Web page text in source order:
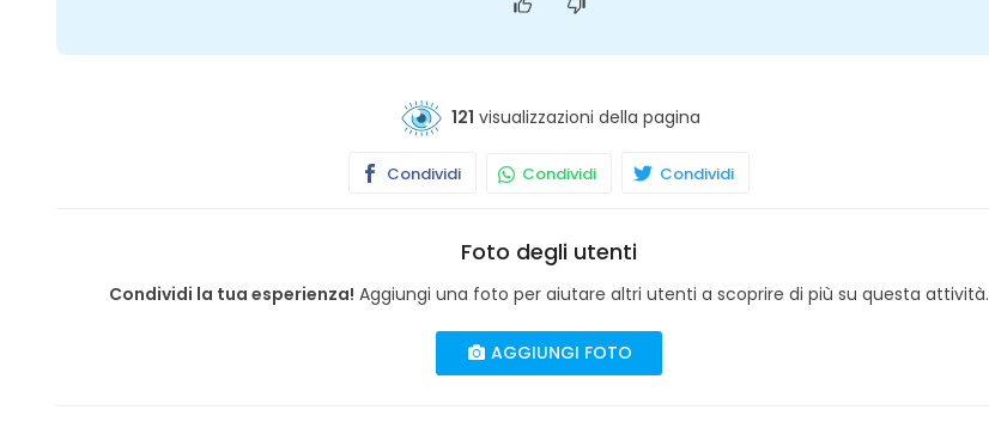
121 visualizzazioni della pagina
Condividi Condividi Condividi
Foto degli utenti
Condividi la tua esperienza! Aggiungi una foto per aiutare altri utenti a scoprire di più su questa attività.
AGGIUNGI FOTO